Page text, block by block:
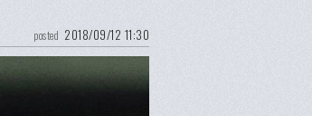
posted 2018/09/12 11:30